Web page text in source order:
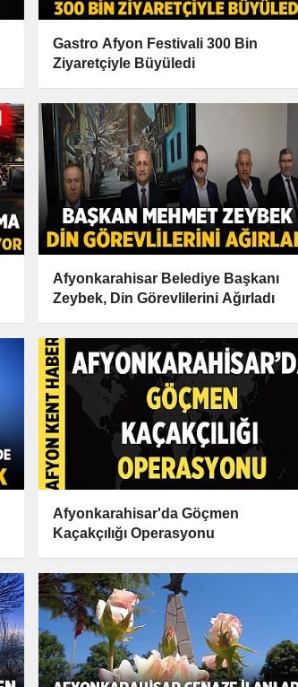
Gastro Afyon Festivali 300 Bin
Ziyaretçiyle Büyüledi
Afyonkarahisar Belediye Başkanı
Zeybek, Din Görevlilerini Ağırladı
Afyonkarahisar'da Göçmen
Kaçakçılığı Operasyonu